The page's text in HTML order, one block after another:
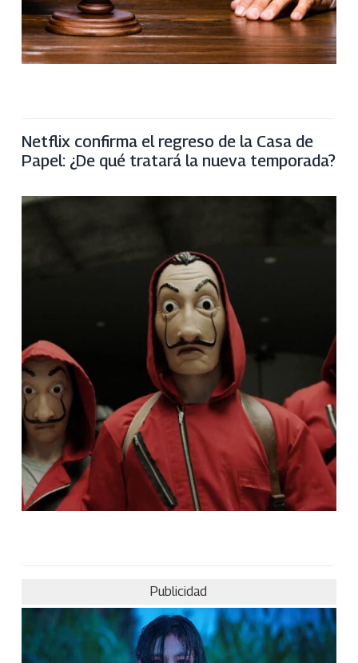
Netflix confirma el regreso de la Casa de
Papel: ¿De qué tratará la nueva temporada?
Publicidad